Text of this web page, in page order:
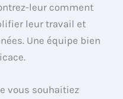
leur comment
leur travail et
Une équipe bien
vous souhaitiez